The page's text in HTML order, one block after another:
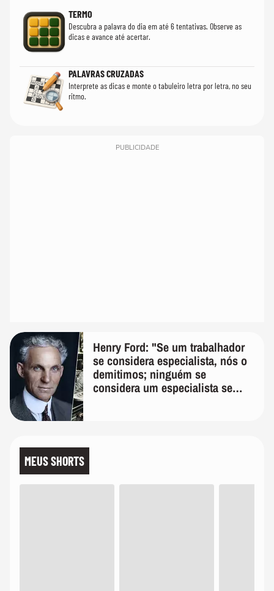
TERMO
Descubra a palavra do dia em até 6 tentativas. Observe as
dicas e avance até acertar.
PALAVRAS CRUZADAS
Interprete as dicas e monte o tabuleiro letra por letra, no seu
ritmo.
PUBLICIDADE
Henry Ford: "Se um trabalhador
se considera especialista, nós o
demitimos; ninguém se
considera um especialista se
MEUS SHORTS